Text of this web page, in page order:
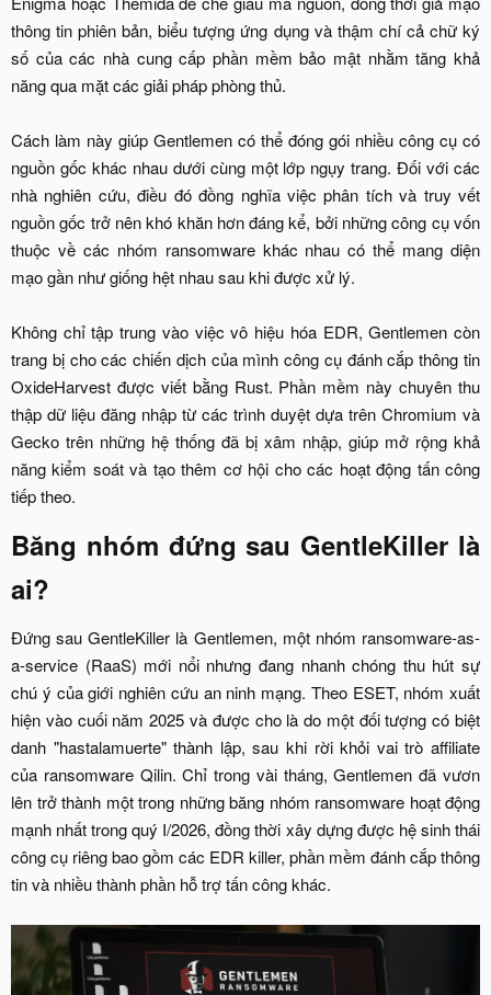
thông tin phiên bản, biểu tượng ứng dụng và thậm chí cả chữ ký
số của các nhà cung cấp phần mềm bảo mật nhằm tăng khả
năng qua mặt các giải pháp phòng thủ.
Cách làm này giúp Gentlemen có thể đóng gói nhiều công cụ có
nguồn gốc khác nhau dưới cùng một lớp ngụy trang. Đối với các
nhà nghiên cứu, điều đó đồng nghĩa việc phân tích và truy vết
nguồn gốc trở nên khó khăn hơn đáng kể, bởi những công cụ vốn
thuộc về các nhóm ransomware khác nhau có thể mang diện
mạo gần như giống hệt nhau sau khi được xử lý.
Không chỉ tập trung vào việc vô hiệu hóa EDR, Gentlemen còn
trang bị cho các chiến dịch của mình công cụ đánh cắp thông tin
OxideHarvest được viết bằng Rust. Phần mềm này chuyên thu
thập dữ liệu đăng nhập từ các trình duyệt dựa trên Chromium và
Gecko trên những hệ thống đã bị xâm nhập, giúp mở rộng khả
năng kiểm soát và tạo thêm cơ hội cho các hoạt động tấn công
tiếp theo.​
Băng nhóm đứng sau GentleKiller là
ai?​
Đứng sau GentleKiller là Gentlemen, một nhóm ransomware-as-
a-service (RaaS) mới nổi nhưng đang nhanh chóng thu hút sự
chú ý của giới nghiên cứu an ninh mạng. Theo ESET, nhóm xuất
hiện vào cuối năm 2025 và được cho là do một đối tượng có biệt
danh "hastalamuerte" thành lập, sau khi rời khỏi vai trò affiliate
của ransomware Qilin. Chỉ trong vài tháng, Gentlemen đã vươn
lên trở thành một trong những băng nhóm ransomware hoạt động
mạnh nhất trong quý I/2026, đồng thời xây dựng được hệ sinh thái
công cụ riêng bao gồm các EDR killer, phần mềm đánh cắp thông
tin và nhiều thành phần hỗ trợ tấn công khác.